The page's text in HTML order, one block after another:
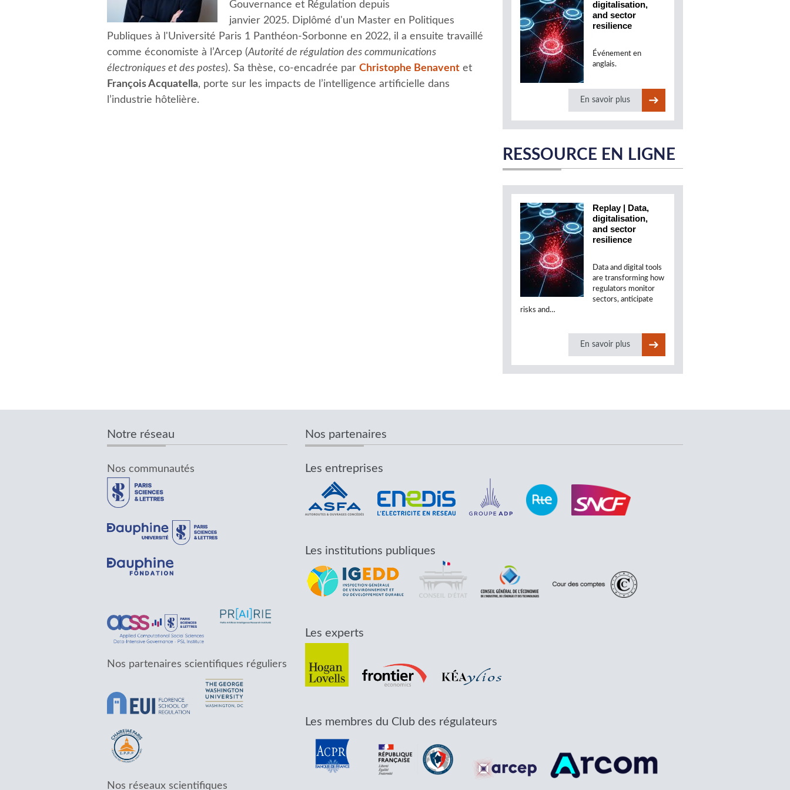
Gouvernance et Régulation depuis
janvier 2025. Diplômé d'un Master en Politiques
Publiques à l'Université Paris 1 Panthéon-Sorbonne en 2022, il a ensuite travaillé
comme économiste à l’Arcep (Autorité de régulation des communications
électroniques et des postes). Sa thèse, co-encadrée par Christophe Benavent et
François Acquatella, porte sur les impacts de l’intelligence artificielle dans
l’industrie hôtelière.
digitalisation,
and sector
resilience
Événement en
anglais.
En savoir plus
RESSOURCE EN LIGNE
Replay | Data,
digitalisation,
and sector
resilience
Data and digital tools
are transforming how
regulators monitor
sectors, anticipate
risks and…
En savoir plus
Notre réseau
Nos communautés
Nos partenaires scientifiques réguliers
Nos réseaux scientifiques
Nos partenaires
Les entreprises
Les institutions publiques
Les experts
Les membres du Club des régulateurs